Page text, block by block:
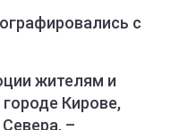
с
жителям и
Кирове,
–